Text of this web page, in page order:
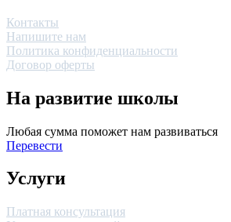
Контакты
Напишите нам
Политика конфиденциальности
Договор оферты
На развитие школы
Любая сумма поможет нам развиваться
Перевести
Услуги
Платная консультация